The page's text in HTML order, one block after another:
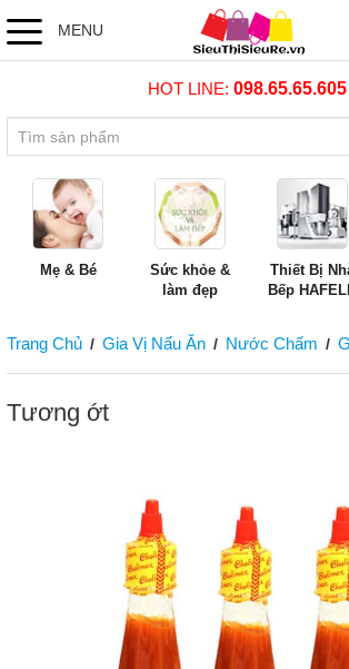
MENU
HOT LINE: 098.65.65.605
Mẹ & Bé
Sức khỏe &
làm đẹp
Thiết Bị
Bếp
Trang Chủ / Gia Vị Nấu Ăn / Nước Chấm /
Tương ớt